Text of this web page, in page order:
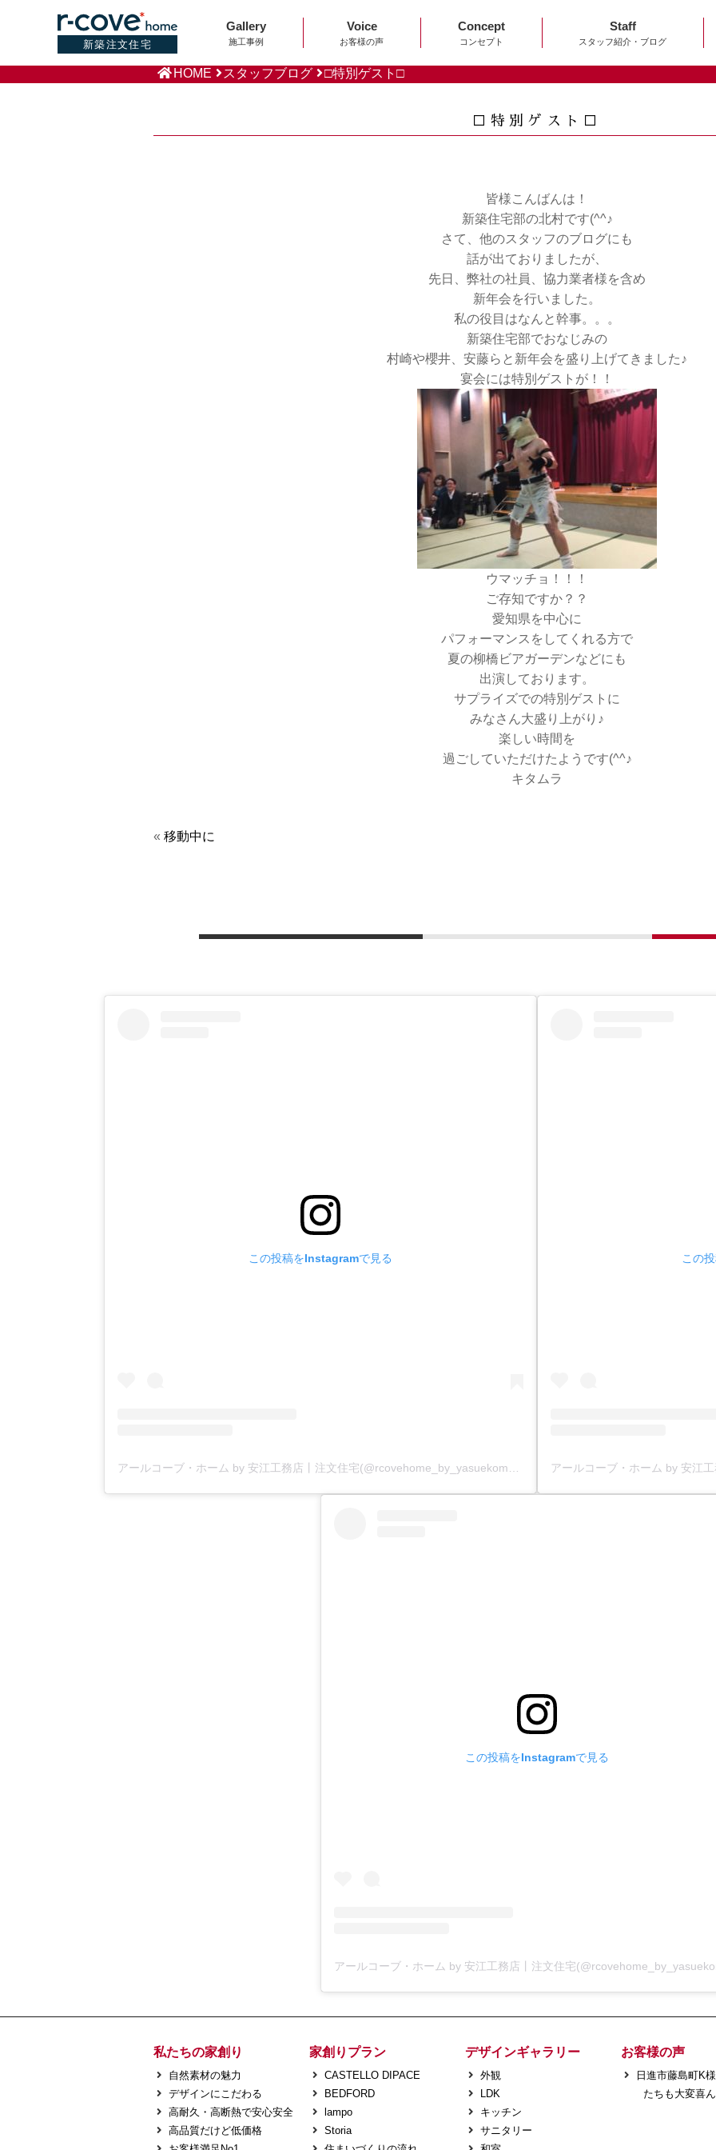
新築注文住宅
Gallery
施工事例
Voice
お客様の声
Concept
コンセプト
Staff
スタッフ紹介・ブログ
HOME スタッフブログ □特別ゲスト□
□特別ゲスト□
皆様こんばんは！
新築住宅部の北村です(^^♪
さて、他のスタッフのブログにも
話が出ておりましたが、
先日、弊社の社員、協力業者様を含め
新年会を行いました。
私の役目はなんと幹事。。。
新築住宅部でおなじみの
村崎や櫻井、安藤らと新年会を盛り上げてきました♪
宴会には特別ゲストが！！
ウマッチョ！！！
ご存知ですか？？
愛知県を中心に
パフォーマンスをしてくれる方で
夏の柳橋ビアガーデンなどにも
出演しております。
サプライズでの特別ゲストに
みなさん大盛り上がり♪
楽しい時間を
過ごしていただけたようです(^^♪
キタムラ
« 移動中に
この投稿をInstagramで見る この
この投稿をInstagramで見る
私たちの家創り
自然素材の魅力
デザインにこだわる
高耐久・高断熱で安心安全
高品質だけど低価格
家創りプラン
CASTELLO DIPACE
BEDFORD
lampo
Storia
デザインギャラリー
外観
LDK
キッチン
サニタリー
お客様の声
日進市藤島町K
たちも大変喜